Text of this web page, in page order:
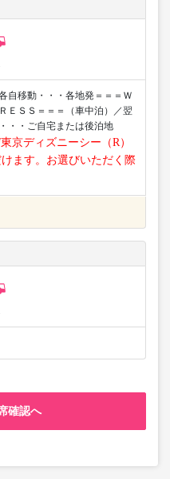
自移動・・・各地発＝＝＝Ｗ
ＥＳＳ＝＝＝（車中泊）／翌
・・ご自宅または後泊地
京ディズニーシー（R）
ます。お選びいただく際
確認へ